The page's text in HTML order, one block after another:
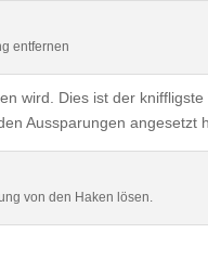
entfernen
wird. Dies ist der
Aussparungen angesetzt
von den Haken lösen.